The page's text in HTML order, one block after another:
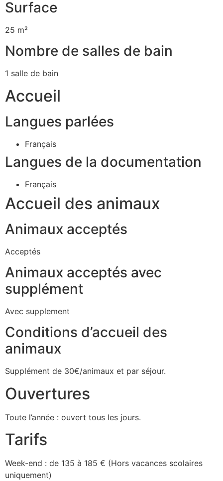
Surface
25 m²
Nombre de salles de bain
1 salle de bain
Accueil
Langues parlées
Français
Langues de la documentation
Français
Accueil des animaux
Animaux acceptés
Acceptés
Animaux acceptés avec
supplément
Avec supplement
Conditions d’accueil des
animaux
Supplément de 30€/animaux et par séjour.
Ouvertures
Toute l’année : ouvert tous les jours.
Tarifs
Week-end : de 135 à 185 € (Hors vacances scolaires
uniquement)